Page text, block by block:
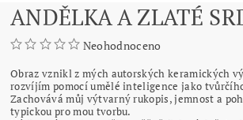
ANDĚLKA A ZLATÉ
Neohodnoceno
Obraz vznikl z mých autorských keramických
rozvíjím pomocí umělé inteligence jako
Zachovává můj výtvarný rukopis, jemnost a
typickou pro mou tvorbu.